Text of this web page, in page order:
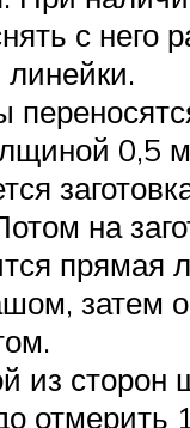
с него
0,5
на
прямая
затем
из сторон
отмерить